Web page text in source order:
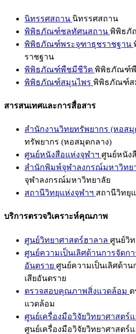
นิทรรศสถาน นิทรรศสถาน
พิพิธภัณฑ์ชลทัศนสถาน พิพิธภั
พิพิธภัณฑ์พระจุฑาธุชราชฐาน
ราชฐาน
พิพิธภัณฑ์พืชมีชีวิต พิพิธภัณฑ์
พิพิธภัณฑ์สมุนไพร พิพิธภัณฑ์ส
สารสนเทศและการสื่อสาร
สำนักงานวิทยทรัพยากร (หอสมุ
ทรัพยากร (หอสมุดกลาง)
ศูนย์หนังสือแห่งจุฬาฯ ศูนย์หนัง
สำนักพิมพ์จุฬาลงกรณ์มหาวิทย
จุฬาลงกรณ์มหาวิทยาลัย
สถานีวิทยุแห่งจุฬาฯ สถานีวิทยุ
บริการตรวจวิเคราะห์คุณภาพ
ศูนย์วิทยาศาสตร์ฮาลาล ศูนย์วิ
ศูนย์ความเป็นเลิศด้านการจัดก
อันตราย ศูนย์ความเป็นเลิศด้าน
เสียอันตราย
ตรวจสอบคุณภาพสิ่งแวดล้อม
แวดล้อม
ศูนย์เครื่องมือวิจัยวิทยาศาสตร์แ
ศูนย์เครื่องมือวิจัยวิทยาศาสตร์แ